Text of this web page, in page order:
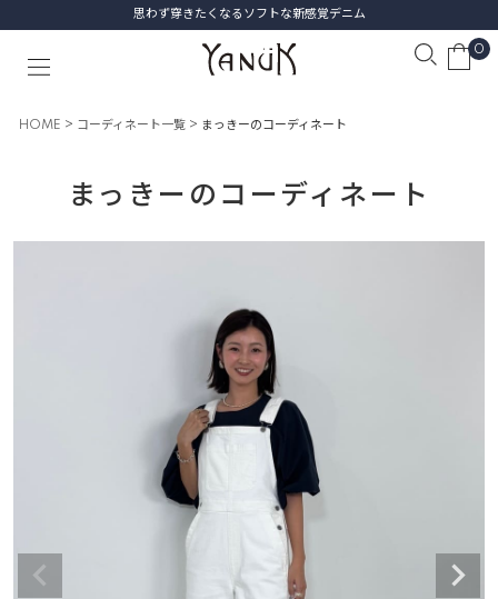
思わず穿きたくなるソフトな新感覚デニム
0
HOME コーディネート一覧 まっきーのコーディネート
まっきーのコーディネート